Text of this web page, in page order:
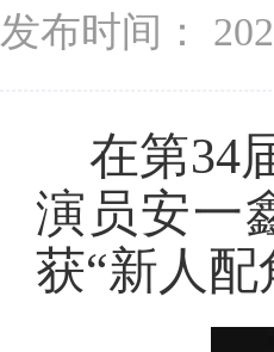
发布时间：
在第34
演员安一
获“新人